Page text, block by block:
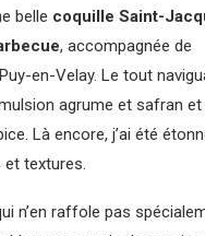
belle coquille Saint-
, accompagnée de
en-Velay. Le tout
agrume et safran et
Là encore, j’ai été
et textures.
n’en raffole pas